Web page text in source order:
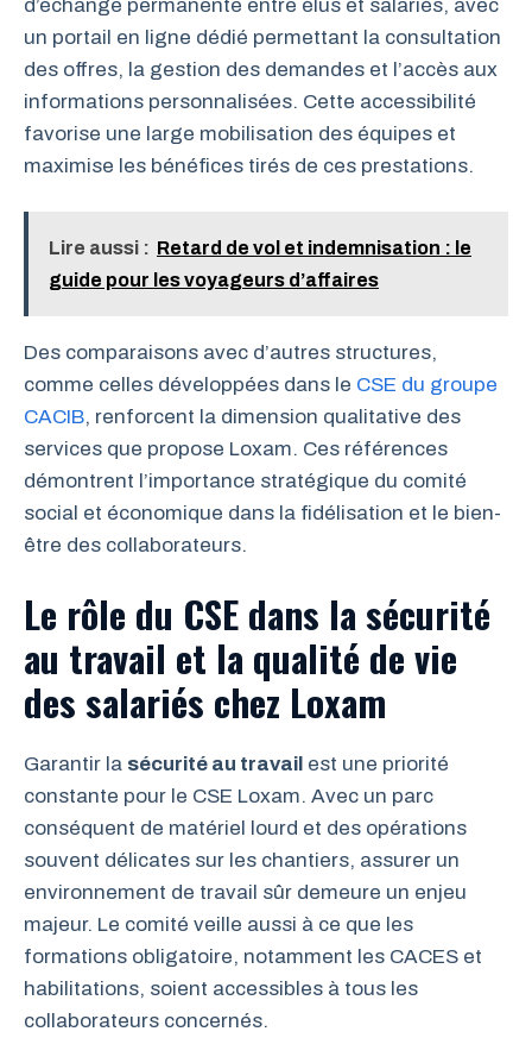
d’échange permanente entre élus et salariés, avec
un portail en ligne dédié permettant la consultation
des offres, la gestion des demandes et l’accès aux
informations personnalisées. Cette accessibilité
favorise une large mobilisation des équipes et
maximise les bénéfices tirés de ces prestations.
Lire aussi : Retard de vol et indemnisation : le
guide pour les voyageurs d’affaires
Des comparaisons avec d’autres structures,
comme celles développées dans le CSE du groupe
CACIB, renforcent la dimension qualitative des
services que propose Loxam. Ces références
démontrent l’importance stratégique du comité
social et économique dans la fidélisation et le bien-
être des collaborateurs.
Le rôle du CSE dans la sécurité
au travail et la qualité de vie
des salariés chez Loxam
Garantir la sécurité au travail est une priorité
constante pour le CSE Loxam. Avec un parc
conséquent de matériel lourd et des opérations
souvent délicates sur les chantiers, assurer un
environnement de travail sûr demeure un enjeu
majeur. Le comité veille aussi à ce que les
formations obligatoire, notamment les CACES et
habilitations, soient accessibles à tous les
collaborateurs concernés.